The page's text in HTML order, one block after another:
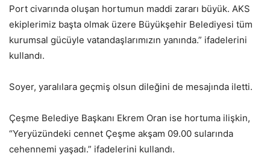
Port civarında oluşan hortumun maddi zararı büyük. AKS
ekiplerimiz başta olmak üzere Büyükşehir Belediyesi tüm
kurumsal gücüyle vatandaşlarımızın yanında.” ifadelerini
kullandı.
Soyer, yaralılara geçmiş olsun dileğini de mesajında iletti.
Çeşme Belediye Başkanı Ekrem Oran ise hortuma ilişkin,
“Yeryüzündeki cennet Çeşme akşam 09.00 sularında
cehennemi yaşadı.” ifadelerini kullandı.